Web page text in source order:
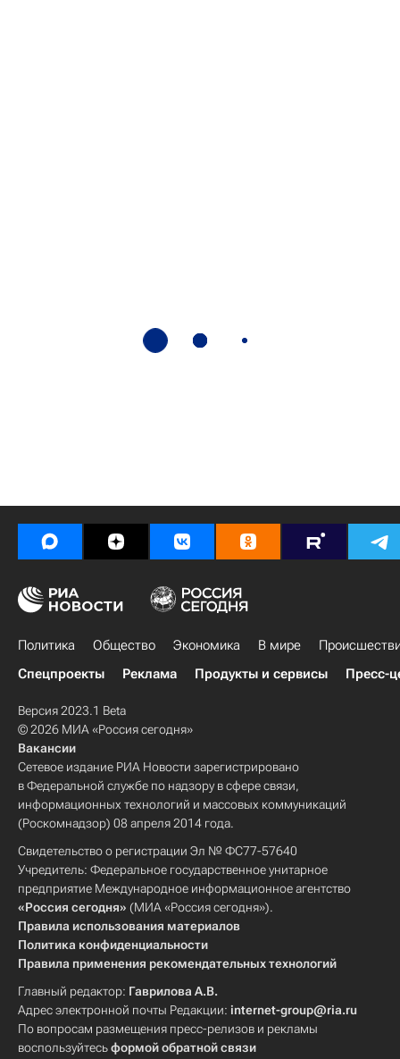
Политика Общество Экономика В мире
Спецпроекты
Реклама Продукты и сервисы Пресс-
Версия 2023.1 Beta
© 2026 МИА «Россия сегодня»
Вакансии
Сетевое издание РИА Новости зарегистрировано
в Федеральной службе по надзору в сфере связи,
информационных технологий и массовых коммуникаций
(Роскомнадзор) 08 апреля 2014 года.
Свидетельство о регистрации Эл № ФС77-57640
Учредитель: Федеральное государственное унитарное
предприятие Международное информационное агентство
«Россия сегодня» (МИА «Россия сегодня»).
Правила использования материалов
Политика конфиденциальности
Правила применения рекомендательных технологий
Главный редактор: Гаврилова А.В.
Адрес электронной почты Редакции: internet-group@ria.ru
По вопросам размещения пресс-релизов и рекламы
воспользуйтесьформой обратной связи